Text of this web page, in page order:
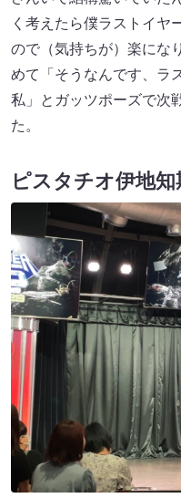
く考えたら僕ラストイヤ
ので（気持ちが）楽にな
めて「そうなんです、ラ
私」とガッツポーズで次
た。
ピスタチオ伊地